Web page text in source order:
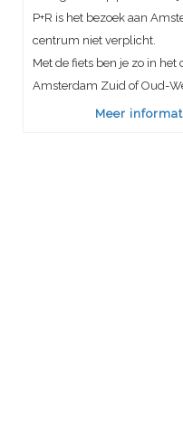
P+R is het bezoek aan
centrum niet verplicht.
Met de fiets ben je zo in
Amsterdam Zuid of Oud-
Meer